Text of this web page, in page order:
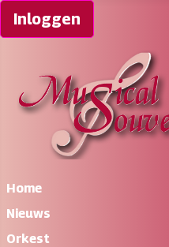
Inloggen
Home
Nieuws
Orkest